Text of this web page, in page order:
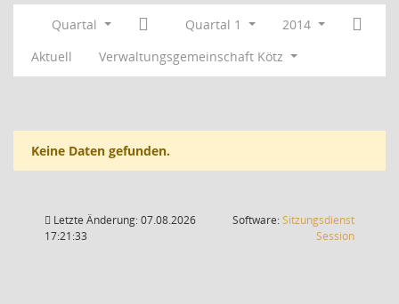
Quartal Quartal 1
2014
Aktuell
Verwaltungsgemeinschaft Kötz
Keine Daten gefunden.
Letzte Änderung: 07.08.2026
17:21:33
Software:Sitzungsdienst
Session(Wird in